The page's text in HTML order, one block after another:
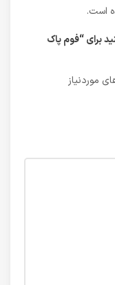
است.
برای “فوم پاک
موردنیاز